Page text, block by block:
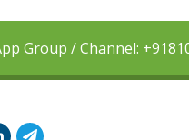
Group / Channel: